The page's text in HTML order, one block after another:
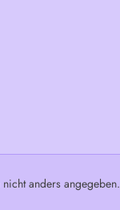
anders angegeben.